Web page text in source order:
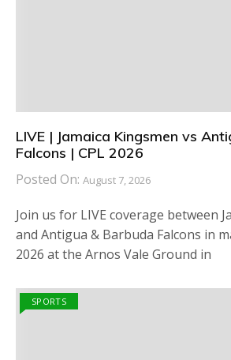
LIVE | Jamaica Kingsmen vs
Falcons | CPL 2026
Posted On: August 7, 2026
Join us for LIVE coverage between
and Antigua & Barbuda Falcons in
2026 at the Arnos Vale Ground in
SPORTS